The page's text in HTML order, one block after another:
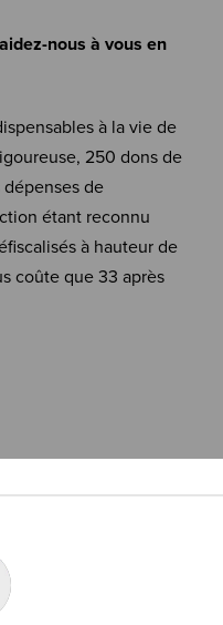
nous à vous en
à la vie de
250 dons de
de
étant reconnu
à hauteur de
coûte que 33 après